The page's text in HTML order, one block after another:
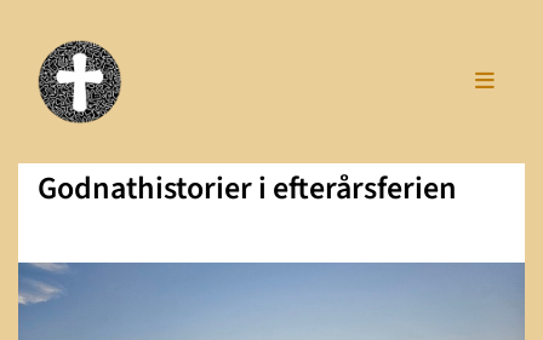
Godnathistorier i efterårsferien